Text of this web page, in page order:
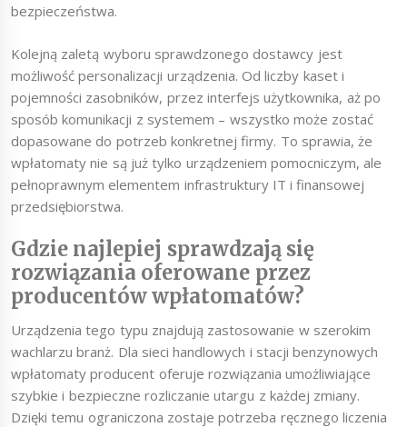
bezpieczeństwa.
Kolejną zaletą wyboru sprawdzonego dostawcy jest
możliwość personalizacji urządzenia. Od liczby kaset i
pojemności zasobników, przez interfejs użytkownika, aż po
sposób komunikacji z systemem – wszystko może zostać
dopasowane do potrzeb konkretnej firmy. To sprawia, że
wpłatomaty nie są już tylko urządzeniem pomocniczym, ale
pełnoprawnym elementem infrastruktury IT i finansowej
przedsiębiorstwa.
Gdzie najlepiej sprawdzają się
rozwiązania oferowane przez
producentów wpłatomatów?
Urządzenia tego typu znajdują zastosowanie w szerokim
wachlarzu branż. Dla sieci handlowych i stacji benzynowych
wpłatomaty producent oferuje rozwiązania umożliwiające
szybkie i bezpieczne rozliczanie utargu z każdej zmiany.
Dzięki temu ograniczona zostaje potrzeba ręcznego liczenia